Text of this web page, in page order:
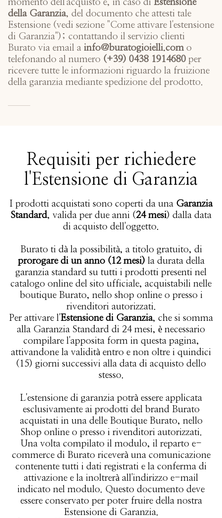
momento dell'acquisto e, in caso di Estensione
della Garanzia, del documento che attesti tale
Estensione (vedi sezione "Come attivare l'estensione
di Garanzia"); contattando il servizio clienti
Burato via email a info@buratogioielli.como
telefonando al numero (+39) 0438 1914680 per
ricevere tutte le informazioni riguardo la fruizione
della garanzia mediante spedizione del prodotto.
Requisiti per richiedere
l'Estensione di Garanzia
I prodotti acquistati sono coperti da una Garanzia
Standard, valida per due anni (24 mesi) dalla data
di acquisto dell'oggetto.
Burato ti dà la possibilità, a titolo gratuito, di
prorogare di un anno (12 mesi) la durata della
garanzia standard su tutti i prodotti presenti nel
catalogo online del sito ufficiale, acquistabili nelle
boutique Burato, nello shop online o presso i
rivenditori autorizzati.
Per attivare l'Estensione di Garanzia, che si somma
alla Garanzia Standard di 24 mesi, è necessario
compilare l'apposita form in questa pagina,
attivandone la validità entro e non oltre i quindici
(15) giorni successivi alla data di acquisto dello
stesso.
L'estensione di garanzia potrà essere applicata
esclusivamente ai prodotti del brand Burato
acquistati in una delle Boutique Burato, nello
Shop online o presso i rivenditori autorizzati.
Una volta compilato il modulo, il reparto e-
commerce di Burato riceverà una comunicazione
contenente tutti i dati registrati e la conferma di
attivazione e la inoltrerà all'indirizzo e-mail
indicato nel modulo. Questo documento deve
essere conservato per poter fruire della nostra
Estensione di Garanzia.